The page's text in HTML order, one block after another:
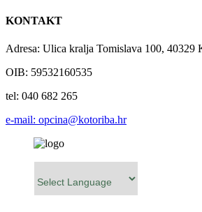
KONTAKT
Adresa: Ulica kralja Tomislava 100, 40329
OIB: 59532160535
tel: 040 682 265
e-mail: opcina@kotoriba.hr